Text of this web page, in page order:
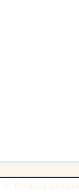
Produse similare